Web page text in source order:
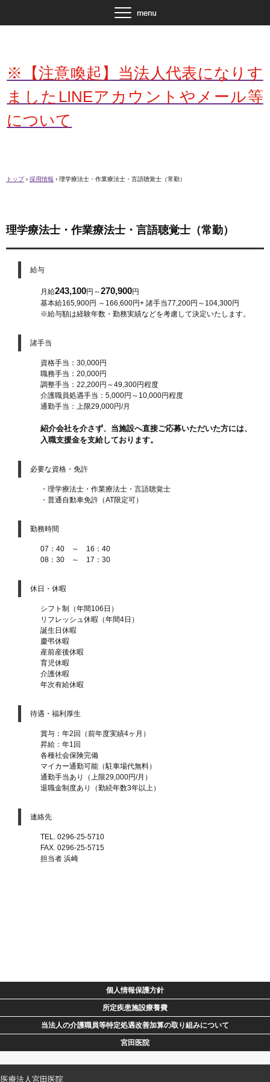
※【注意喚起】当法人代表になりす
ましたLINEアカウントやメール等
について
トップ › 採用情報 › 理学療法士・作業療法士・言語聴覚士（常勤）
理学療法士・作業療法士・言語聴覚士（常勤）
給与
月給243,100円～270,900円
基本給165,900円 ～166,600円+ 諸手当77,200円～104,300円
※給与額は経験年数・勤務実績などを考慮して決定いたします。
諸手当
資格手当：30,000円
職務手当：20,000円
調整手当：22,200円～49,300円程度
介護職員処遇手当：5,000円～10,000円程度
通勤手当：上限29,000円/月
紹介会社を介さず、当施設へ直接ご応募いただいた方には、
入職支援金を支給しております。
必要な資格・免許
・理学療法士・作業療法士・言語聴覚士
・普通自動車免許（AT限定可）
勤務時間
07：40 ～ 16：40
08：30 ～ 17：30
休日・休暇
シフト制（年間106日）
リフレッシュ休暇（年間4日）
誕生日休暇
慶弔休暇
産前産後休暇
育児休暇
介護休暇
年次有給休暇
待遇・福利厚生
賞与：年2回（前年度実績4ヶ月）
昇給：年1回
各種社会保険完備
マイカー通勤可能（駐車場代無料）
通勤手当あり（上限29,000円/月）
退職金制度あり（勤続年数3年以上）
連絡先
TEL. 0296-25-5710
FAX. 0296-25-5715
担当者 浜崎
個人情報保護方針
所定疾患施設療養費
当法人の介護職員等特定処遇改善加算の取り組みについて
宮田医院
医療法人宮田医院